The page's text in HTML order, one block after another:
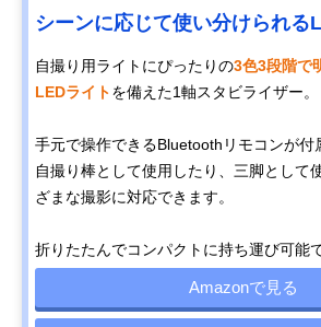
シーンに応じて使い分けられる
自撮り用ライトにぴったりの3色3段階で
LEDライトを備えた1軸スタビライザー。
手元で操作できるBluetoothリモコンが付
自撮り棒として使用したり、三脚として
ざまな撮影に対応できます。
折りたたんでコンパクトに持ち運び可能で
Amazonで見る